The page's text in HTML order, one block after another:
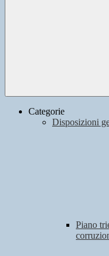
Categorie
Disposizioni
Piano